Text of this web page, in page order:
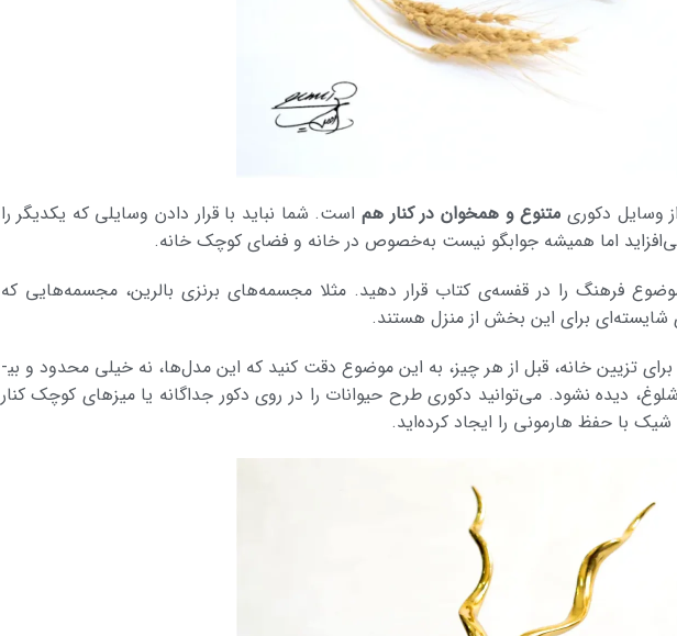
وسایل دکوری متنوع و همخوان در کنار هم است. شما نباید با قرار دادن وسایلی که یکدیگر را
اما همیشه جوابگو نیست به­‌خصوص در خانه و فضای کوچک خانه.
فرهنگ را در قفسه‌‌‌­ی کتاب قرار دهید. مثلا مجسمه­‌های برنزی بالرین، مجسمه­‌هایی که
شایسته­‌ای برای این بخش از منزل هستند.
برای انتخاب و خرید مجسمه‌های دکوری حیوانات برای تزیین خانه، قبل از هر چیز، به این موضوع دقت کنید که این مدل­‌ها، نه خیلی محدود و بی­
دیده نشود. می­‌توانید دکوری طرح حیوانات را در روی دکور جداگانه یا میزهای کوچک کنار
با حفظ هارمونی را ایجاد کرده‌­اید.